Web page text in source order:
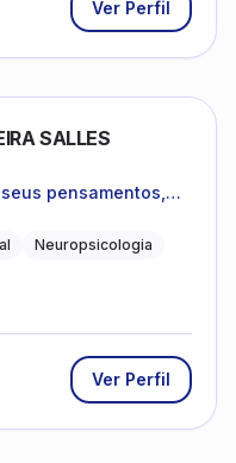
Ver Perfil
SALLES
pensamentos,
uma terapia
Neuropsicologia
Ver Perfil